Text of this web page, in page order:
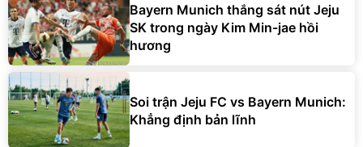
Bayern Munich thắng sát nút Jeju
SK trong ngày Kim Min-jae hồi
hương
Soi trận Jeju FC vs Bayern Munich:
Khẳng định bản lĩnh